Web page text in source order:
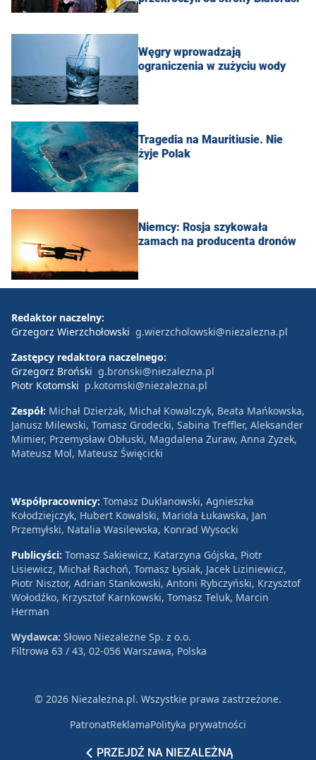
Węgry wprowadzają
ograniczenia w zużyciu wody
Tragedia na Mauritiusie. Nie
żyje Polak
Niemcy: Rosja szykowała
zamach na producenta dronów
PRZEJDŹ NA NIEZALEŻNĄ
Redaktor naczelny:
Grzegorz Wierzchołowski g.wierzcholowski@niezalezna.pl
Zastępcy redaktora naczelnego:
Grzegorz Broński g.bronski@niezalezna.pl
Piotr Kotomski p.kotomski@niezalezna.pl
Zespół: Michał Dzierżak, Michał Kowalczyk, Beata Mańkowska,
Janusz Milewski, Tomasz Grodecki, Sabina Treffler, Aleksander
Mimier, Przemysław Obłuski, Magdalena Żuraw, Anna Zyzek,
Mateusz Mol, Mateusz Święcicki
Współpracownicy: Tomasz Duklanowski, Agnieszka
Kołodziejczyk, Hubert Kowalski, Mariola Łukawska, Jan
Przemyłski, Natalia Wasilewska, Konrad Wysocki
Publicyści: Tomasz Sakiewicz, Katarzyna Gójska, Piotr
Lisiewicz, Michał Rachoń, Tomasz Łysiak, Jacek Liziniewicz,
Piotr Nisztor, Adrian Stankowski, Antoni Rybczyński, Krzysztof
Wołodźko, Krzysztof Karnkowski, Tomasz Teluk, Marcin
Herman
Wydawca: Słowo Niezależne Sp. z o.o.
Filtrowa 63 / 43, 02-056 Warszawa, Polska
© 2026 Niezależna.pl. Wszystkie prawa zastrzeżone.
PatronatReklamaPolityka prywatności